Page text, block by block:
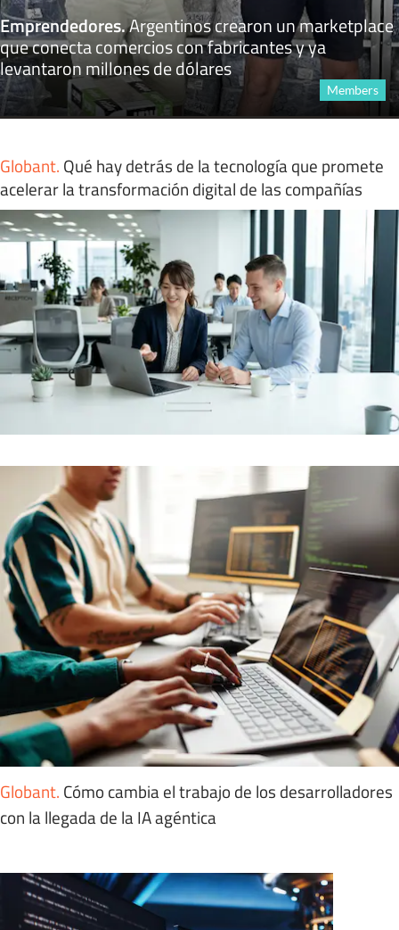
Emprendedores.Argentinos crearon un marketplace
que conecta comercios con fabricantes y ya
levantaron millones de dólares
Members
Globant. Qué hay detrás de la tecnología que promete
acelerar la transformación digital de las compañías
Globant. Cómo cambia el trabajo de los desarrolladores
con la llegada de la IA agéntica